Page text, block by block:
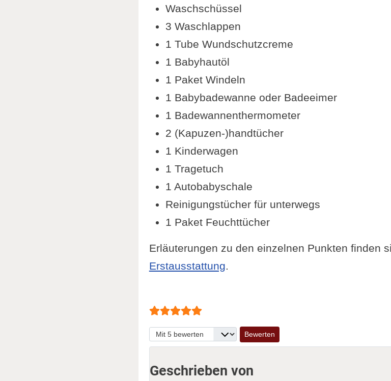
Waschschüssel
3 Waschlappen
1 Tube Wundschutzcreme
1 Babyhautöl
1 Paket Windeln
1 Babybadewanne oder Badeeimer
1 Badewannenthermometer
2 (Kapuzen-)handtücher
1 Kinderwagen
1 Tragetuch
1 Autobabyschale
Reinigungstücher für unterwegs
1 Paket Feuchttücher
Erläuterungen zu den einzelnen Punkten finden
Erstausstattung.
Bewertung:
Bitte bewerten
Geschrieben von